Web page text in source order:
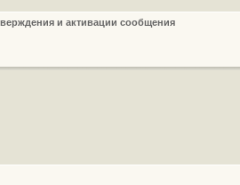
и активации сообщения